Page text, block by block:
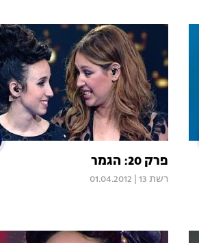
פרק 20: הגמר
רשת 13 01.04.2012